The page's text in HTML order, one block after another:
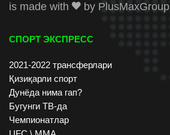
is made with
by PlusMaxGroup
СПОРТ ЭКСПРЕСС
2021-2022 трансферлари
Қизиқарли спорт
Дунёда нима гап?
Бугунги ТВ-да
Чемпионатлар